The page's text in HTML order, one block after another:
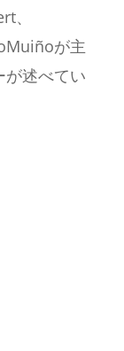
、
が主
が述べてい